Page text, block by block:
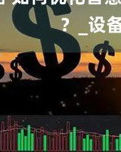
0.00 0.00 0.00%